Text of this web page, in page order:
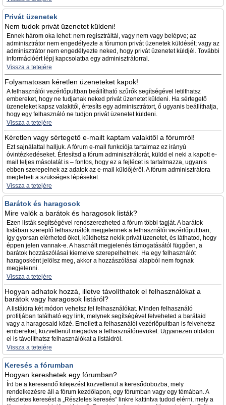
Privát üzenetek
Nem tudok privát üzenetet küldeni!
Ennek három oka lehet: nem regisztráltál, vagy nem vagy belépve; az
adminisztrátor nem engedélyezte a fórumon privát üzenetek küldését; vagy az
adminisztrátor nem engedélyezte neked, hogy privát üzenetet küldjél. További
információért lépj kapcsolatba egy adminisztrátorral.
Vissza a tetejére
Folyamatosan kéretlen üzeneteket kapok!
A felhasználói vezérlőpultban beállítható szűrők segítségével letilthatsz
embereket, hogy ne tudjanak neked privát üzenetet küldeni. Ha sértegető
üzeneteket kapsz valakitől, értesíts egy adminisztrátort, ő ugyanis beállíthatja,
hogy egy felhasználó ne tudjon privát üzenetet küldeni.
Vissza a tetejére
Kéretlen vagy sértegető e-mailt kaptam valakitől a fórumról!
Ezt sajnálattal halljuk. A fórum e-mail funkciója tartalmaz ez irányú
óvintézkedéseket. Értesítsd a fórum adminisztrátorát, küldd el neki a kapott e-
mail teljes másolatát is – fontos, hogy ez a fejlécet is tartalmazza, ugyanis
ebben szerepelnek az adatok az e-mail küldőjéről. A fórum adminisztrátora
megteheti a szükséges lépéseket.
Vissza a tetejére
Barátok és haragosok
Mire valók a barátok és haragosok listák?
Ezen listák segítségével rendszerezheted a fórum többi tagját. A barátok
listában szereplő felhasználók megjelennek a felhasználói vezérlőpultban,
így gyorsan elérheted őket, küldhetsz nekik privát üzenetet, és láthatod, hogy
éppen jelen vannak-e. A használt megjelenés támogatásától függően, a
barátok hozzászólásai kiemelve szerepelhetnek. Ha egy felhasználót
haragosként jelölsz meg, akkor a hozzászólásai alapból nem fognak
megjelenni.
Vissza a tetejére
Hogyan adhatok hozzá, illetve távolíthatok el felhasználókat a
barátok vagy haragosok listáról?
A listáidra két módon vehetsz fel felhasználókat. Minden felhasználó
profiljában található egy link, melynek segítségével felveheted a barátaid
vagy a haragosaid közé. Emellett a felhasználói vezérlőpultban is felvehetsz
embereket, közvetlenül megadva a felhasználónevüket. Ugyanezen oldalon
el is távolíthatsz felhasználókat a listáidról.
Vissza a tetejére
Keresés a fórumban
Hogyan kereshetek egy fórumban?
Írd be a keresendő kifejezést közvetlenül a keresődobozba, mely
rendelkezésre áll a fórum kezdőlapon, egy fórumban vagy egy témában. A
részletes keresést a „Részletes keresés” linkre kattintva tudod elérni, mely a